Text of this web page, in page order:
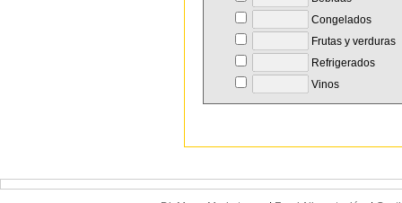
Congelados
Frutas y verduras
Refrigerados
Vinos